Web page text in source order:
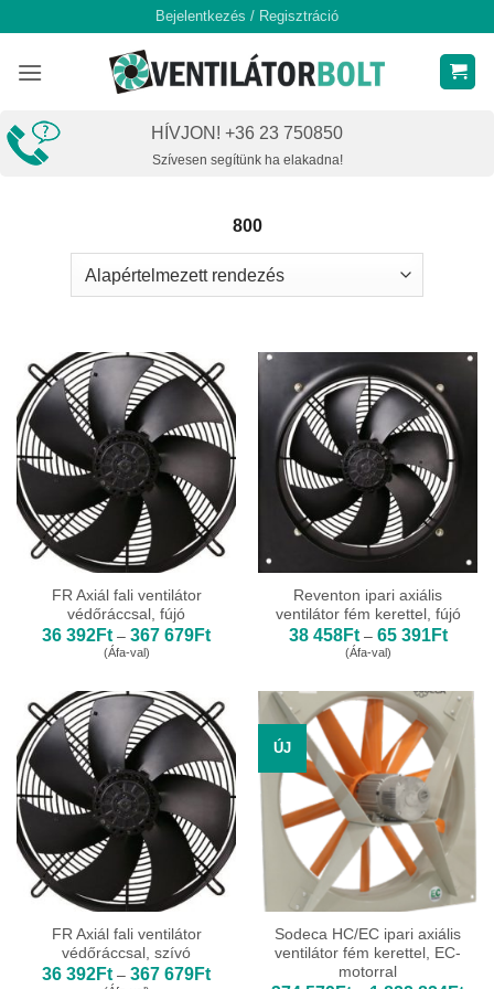
content
Bejelentkezés / Regisztráció
HÍVJON! +36 23 750850
Szívesen segítünk ha elakadna!
800
FR Axiál fali ventilátor
védőráccsal, fújó
36 392Ft – 367 679FtÁrtartomány:
679Ft
(Áfa-val)
Reventon ipari axiális
ventilátor fém kerettel, fújó
38 458Ft – 65 391Ft
65
391Ft
(Áfa-val)
FR Axiál fali ventilátor
védőráccsal, szívó
36 392Ft – 367 679FtÁrtartomány:
ÚJ
Sodeca HC/EC ipari axiális
ventilátor fém kerettel, EC-
motorral